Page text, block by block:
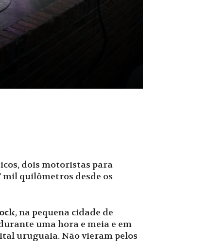
dois motoristas para
mil quilômetros desde os
, na pequena cidade de
uma hora e meia e em
uruguaia. Não vieram pelos